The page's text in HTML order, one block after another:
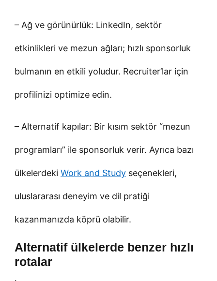
– Ağ ve görünürlük: LinkedIn, sektör
etkinlikleri ve mezun ağları; hızlı sponsorluk
bulmanın en etkili yoludur. Recruiter’lar için
profilinizi optimize edin.
– Alternatif kapılar: Bir kısım sektör “mezun
programları” ile sponsorluk verir. Ayrıca bazı
ülkelerdeki Work and Study seçenekleri,
uluslararası deneyim ve dil pratiği
kazanmanızda köprü olabilir.
Alternatif ülkelerde benzer hızlı
rotalar